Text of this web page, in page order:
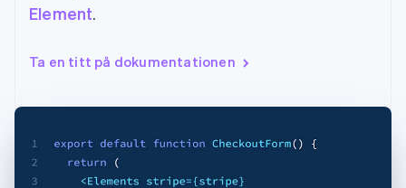
Element.
Ta en titt på dokumentationen